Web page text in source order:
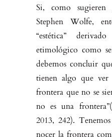
Si, como sugieren
Stephen Wolfe,
“estética”
etimológico como
debemos concluir
tienen algo que ver
frontera que no se
no es una
2013, 242).
nocer la frontera